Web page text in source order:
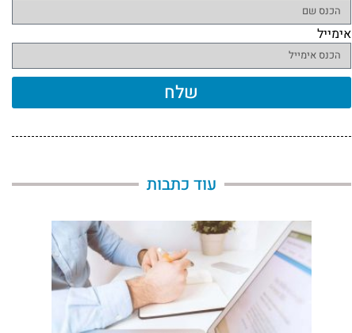
אימייל
שלח
עוד כתבות